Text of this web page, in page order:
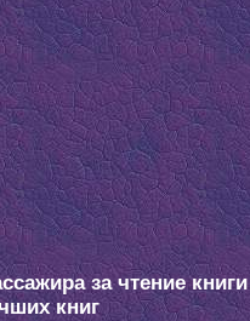
за чтение книги
книг